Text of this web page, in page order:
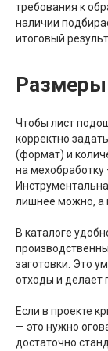
требования к
наличии
итоговый
Размеры
Чтобы лист
корректно
(формат) и
на мехобработку
лишнее можно, а
В каталоге
заготовки. Это
отходы и делает
Если в проекте
— это нужно
достаточно